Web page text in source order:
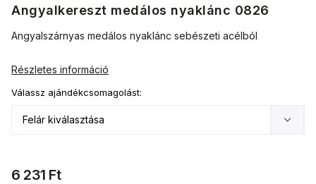
Angyalkereszt medálos nyaklánc 0826
6 231 Ft
Válassz ajándékcsomagolást:
Angyalszárnyas medálos nyaklánc sebészeti acélból
Részletes információ